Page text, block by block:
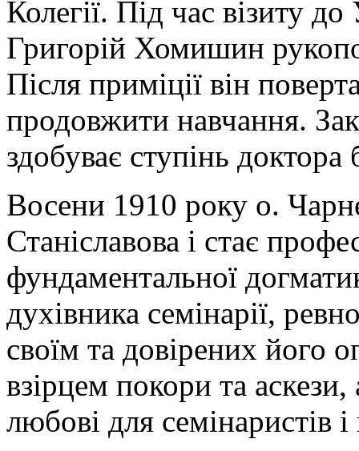
Колегії. Під час візиту
Григорій Хомишин
Після приміції він
продовжити навчання.
здобуває ступінь доктора
Восени 1910 року о.
Станіславова і стає
фундаментальної
духівника семінарії,
своїм та довірених його
взірцем покори та
любові для семінаристів і